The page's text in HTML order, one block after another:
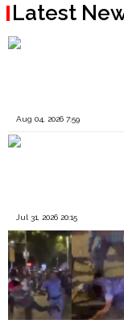
Latest
Aug 04, 2026 7:59
Jul 31, 2026 20:15